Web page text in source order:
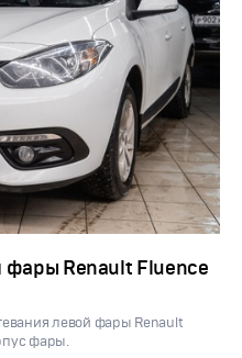
фары Renault Fluence
левой фары Renault
фары.